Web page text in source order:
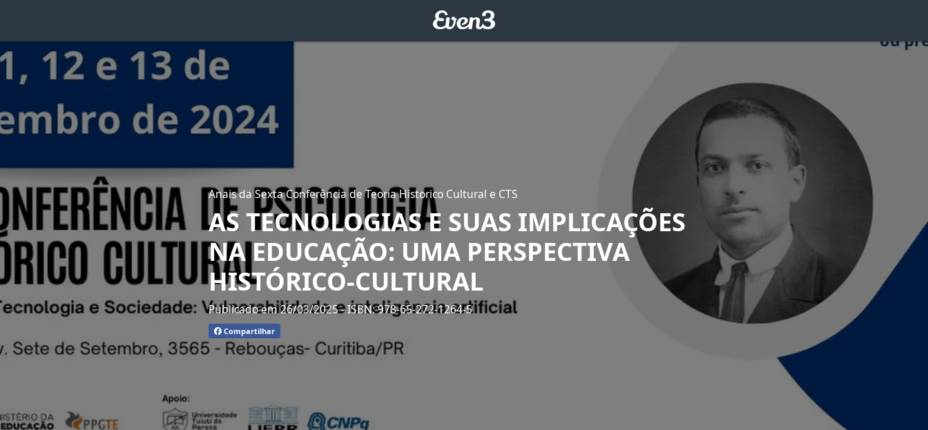
Anais da Sexta Conferência de Teoria Historico Cultural e CTS
AS TECNOLOGIAS E SUAS IMPLICAÇÕES
NA EDUCAÇÃO: UMA PERSPECTIVA
HISTÓRICO-CULTURAL
Publicado em 26/03/2025- ISBN: 978-65-272-1264-5
Compartilhar